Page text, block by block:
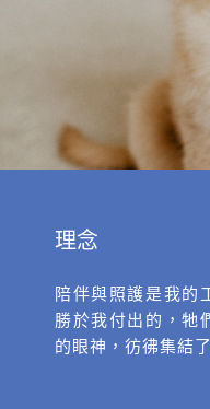
理念
陪伴與照護是我的
勝於我付出的，牠
的眼神，彷彿集結